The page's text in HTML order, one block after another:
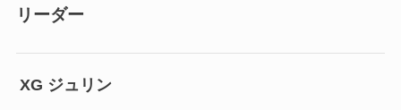
リーダー
XG ジュリン